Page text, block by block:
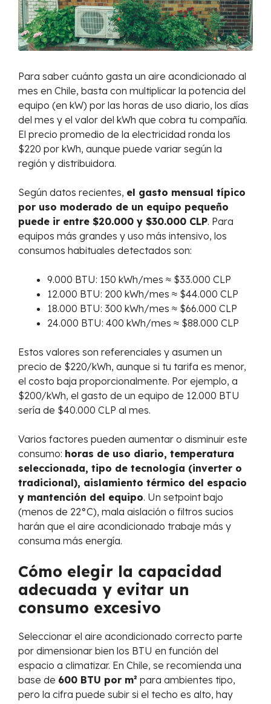
Para saber cuánto gasta un aire acondicionado al
mes en Chile, basta con multiplicar la potencia del
equipo (en kW) por las horas de uso diario, los días
del mes y el valor del kWh que cobra tu compañía.
El precio promedio de la electricidad ronda los
$220 por kWh, aunque puede variar según la
región y distribuidora.
Según datos recientes, el gasto mensual típico
por uso moderado de un equipo pequeño
puede ir entre $20.000 y $30.000 CLP. Para
equipos más grandes y uso más intensivo, los
consumos habituales detectados son:
9.000 BTU: 150 kWh/mes ≈ $33.000 CLP
12.000 BTU: 200 kWh/mes ≈ $44.000 CLP
18.000 BTU: 300 kWh/mes ≈ $66.000 CLP
24.000 BTU: 400 kWh/mes ≈ $88.000 CLP
Estos valores son referenciales y asumen un
precio de $220/kWh, aunque si tu tarifa es menor,
el costo baja proporcionalmente. Por ejemplo, a
$200/kWh, el gasto de un equipo de 12.000 BTU
sería de $40.000 CLP al mes.
Varios factores pueden aumentar o disminuir este
consumo: horas de uso diario, temperatura
seleccionada, tipo de tecnología (inverter o
tradicional), aislamiento térmico del espacio
y mantención del equipo. Un setpoint bajo
(menos de 22°C), mala aislación o filtros sucios
harán que el aire acondicionado trabaje más y
consuma más energía.
Cómo elegir la capacidad
adecuada y evitar un
consumo excesivo
Seleccionar el aire acondicionado correcto parte
por dimensionar bien los BTU en función del
espacio a climatizar. En Chile, se recomienda una
base de 600 BTU por m² para ambientes tipo,
pero la cifra puede subir si el techo es alto, hay